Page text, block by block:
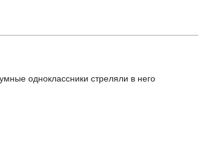
одноклассники стреляли в него